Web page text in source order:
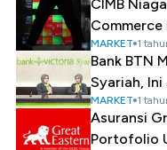
CIMB
Commerce
MARKET 1
Bank BTN
Syariah,
MARKET 1
Asuransi
Portofolio